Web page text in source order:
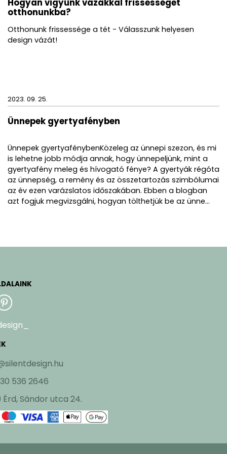
2. amiben megjelennek az érzelmek
megvalósítva.
Lámpa adatai:
Alap vastagság:
20mm
Test vastagség: 8 mm
Használjon puha törlőkendőt üvegtisztító
szerekkel (feltéve, hogy azok nem tartalmaznak
alkoholos vagy súroló hatású anyagokat).
Az enyhe karcolások folyékony fényezőanyaggal
és puha mikroszálas kendővel eltávolíthatók.
Hogyan vigyünk vázákkal frissességet
otthonunkba?
Otthonunk frissessége a tét - Válasszunk helyesen
design vázát!
2023. 09. 25.
Ünnepek gyertyafényben
Ünnepek gyertyafénybenKözeleg az ünnepi szezon, és mi
is lehetne jobb módja annak, hogy ünnepeljünk, mint a
gyertyafény meleg és hívogató fénye? A gyertyák régóta
az ünnepség, a remény és az összetartozás szimbólumai
az év ezen varázslatos időszakában. Ebben a blogban
azt fogjuk megvizsgálni, hogyan tölthetjük be az ünne...
536 2646
Érd, Sándor utca 24.